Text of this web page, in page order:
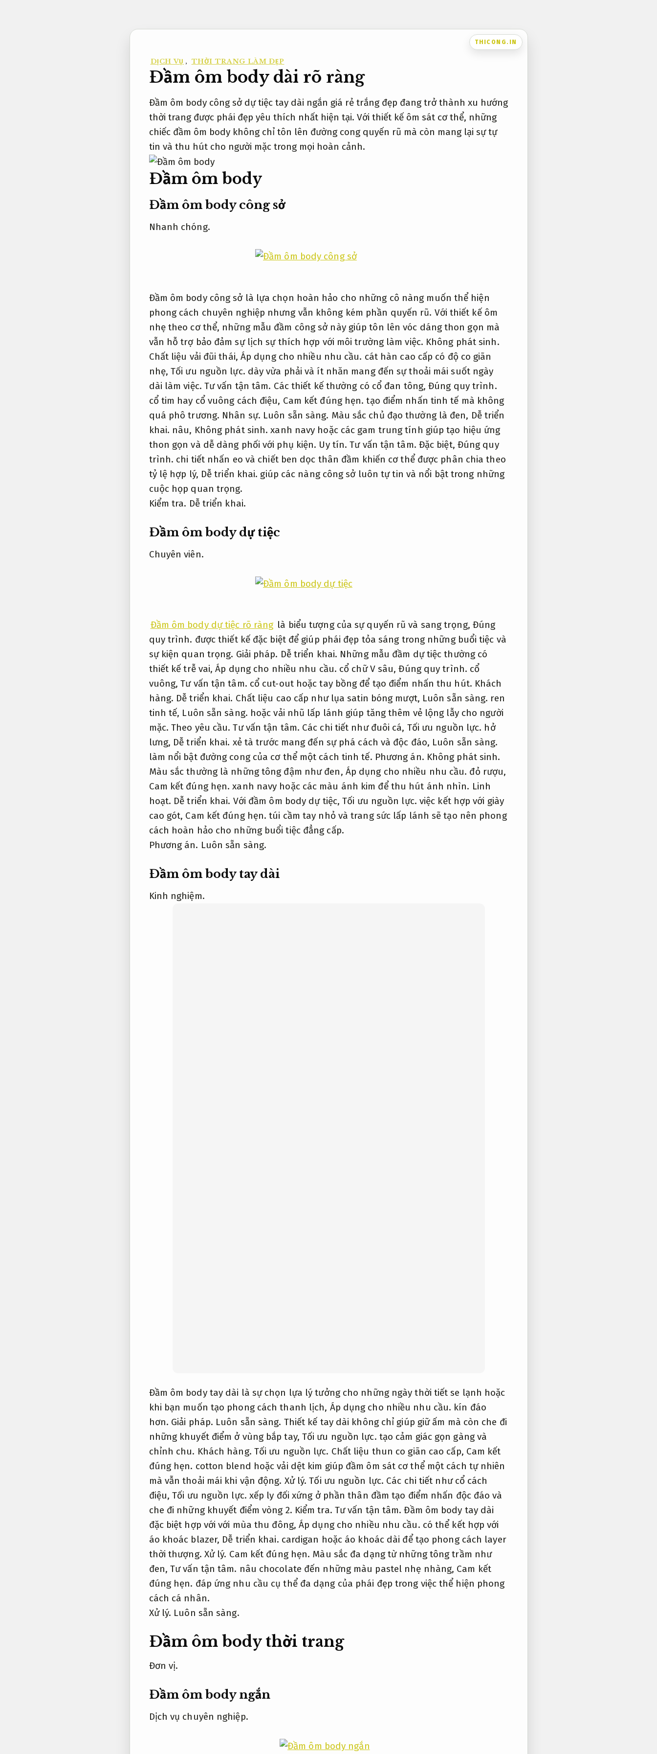
THICONG.IN
DỊCH VỤ , THỜI TRANG LÀM ĐẸP
Đầm ôm body dài rõ ràng
Đầm ôm body công sở dự tiệc tay dài ngắn giá rẻ trắng đẹp đang trở thành xu hướng
thời trang được phái đẹp yêu thích nhất hiện tại. Với thiết kế ôm sát cơ thể, những
chiếc đầm ôm body không chỉ tôn lên đường cong quyến rũ mà còn mang lại sự tự
tin và thu hút cho người mặc trong mọi hoàn cảnh.
Đầm ôm body
Đầm ôm body công sở
Nhanh chóng.
Đầm ôm body công sở là lựa chọn hoàn hảo cho những cô nàng muốn thể hiện
phong cách chuyên nghiệp nhưng vẫn không kém phần quyến rũ. Với thiết kế ôm
nhẹ theo cơ thể, những mẫu đầm công sở này giúp tôn lên vóc dáng thon gọn mà
vẫn hỗ trợ bảo đảm sự lịch sự thích hợp với môi trường làm việc. Không phát sinh.
Chất liệu vải đũi thái, Áp dụng cho nhiều nhu cầu. cát hàn cao cấp có độ co giãn
nhẹ,Tối ưu nguồn lực. dày vừa phải và ít nhăn mang đến sự thoải mái suốt ngày
dài làm việc. Tư vấn tận tâm. Các thiết kế thường có cổ đan tông,Đúng quy trình.
cổ tim hay cổ vuông cách điệu, Cam kết đúng hẹn. tạo điểm nhấn tinh tế mà không
quá phô trương. Nhân sự. Luôn sẵn sàng. Màu sắc chủ đạo thường là đen, Dễ triển
khai. nâu, Không phát sinh. xanh navy hoặc các gam trung tính giúp tạo hiệu ứng
thon gọn và dễ dàng phối với phụ kiện. Uy tín. Tư vấn tận tâm. Đặc biệt, Đúng quy
trình. chi tiết nhấn eo và chiết ben dọc thân đầm khiến cơ thể được phân chia theo
tỷ lệ hợp lý, Dễ triển khai. giúp các nàng công sở luôn tự tin và nổi bật trong những
cuộc họp quan trọng.
Kiểm tra. Dễ triển khai.
Đầm ôm body dự tiệc
Chuyên viên.
Đầm ôm body dự tiệc rõ ràng là biểu tượng của sự quyến rũ và sang trọng, Đúng
quy trình. được thiết kế đặc biệt để giúp phái đẹp tỏa sáng trong những buổi tiệc và
sự kiện quan trọng. Giải pháp. Dễ triển khai. Những mẫu đầm dự tiệc thường có
thiết kế trễ vai,Áp dụng cho nhiều nhu cầu. cổ chữ V sâu,Đúng quy trình. cổ
vuông,Tư vấn tận tâm. cổ cut-out hoặc tay bồng để tạo điểm nhấn thu hút. Khách
hàng. Dễ triển khai. Chất liệu cao cấp như lụa satin bóng mượt, Luôn sẵn sàng. ren
tinh tế, Luôn sẵn sàng. hoặc vải nhũ lấp lánh giúp tăng thêm vẻ lộng lẫy cho người
mặc. Theo yêu cầu. Tư vấn tận tâm. Các chi tiết như đuôi cá, Tối ưu nguồn lực. hở
lưng, Dễ triển khai. xẻ tà trước mang đến sự phá cách và độc đáo, Luôn sẵn sàng.
làm nổi bật đường cong của cơ thể một cách tinh tế. Phương án. Không phát sinh.
Màu sắc thường là những tông đậm như đen, Áp dụng cho nhiều nhu cầu. đỏ rượu,
Cam kết đúng hẹn. xanh navy hoặc các màu ánh kim để thu hút ánh nhìn. Linh
hoạt. Dễ triển khai. Với đầm ôm body dự tiệc,Tối ưu nguồn lực. việc kết hợp với giày
cao gót, Cam kết đúng hẹn. túi cầm tay nhỏ và trang sức lấp lánh sẽ tạo nên phong
cách hoàn hảo cho những buổi tiệc đẳng cấp.
Phương án. Luôn sẵn sàng.
Đầm ôm body tay dài
Kinh nghiệm.
Đầm ôm body tay dài là sự chọn lựa lý tưởng cho những ngày thời tiết se lạnh hoặc
khi bạn muốn tạo phong cách thanh lịch, Áp dụng cho nhiều nhu cầu. kín đáo
hơn. Giải pháp. Luôn sẵn sàng. Thiết kế tay dài không chỉ giúp giữ ấm mà còn che đi
những khuyết điểm ở vùng bắp tay, Tối ưu nguồn lực. tạo cảm giác gọn gàng và
chỉnh chu. Khách hàng. Tối ưu nguồn lực. Chất liệu thun co giãn cao cấp, Cam kết
đúng hẹn. cotton blend hoặc vải dệt kim giúp đầm ôm sát cơ thể một cách tự nhiên
mà vẫn thoải mái khi vận động. Xử lý. Tối ưu nguồn lực. Các chi tiết như cổ cách
điệu,Tối ưu nguồn lực. xếp ly đối xứng ở phần thân đầm tạo điểm nhấn độc đáo và
che đi những khuyết điểm vòng 2. Kiểm tra. Tư vấn tận tâm. Đầm ôm body tay dài
đặc biệt hợp với với mùa thu đông, Áp dụng cho nhiều nhu cầu. có thể kết hợp với
áo khoác blazer, Dễ triển khai. cardigan hoặc áo khoác dài để tạo phong cách layer
thời thượng. Xử lý. Cam kết đúng hẹn. Màu sắc đa dạng từ những tông trầm như
đen, Tư vấn tận tâm. nâu chocolate đến những màu pastel nhẹ nhàng, Cam kết
đúng hẹn. đáp ứng nhu cầu cụ thể đa dạng của phái đẹp trong việc thể hiện phong
cách cá nhân.
Xử lý. Luôn sẵn sàng.
Đầm ôm body thời trang
Đơn vị.
Đầm ôm body ngắn
Dịch vụ chuyên nghiệp.